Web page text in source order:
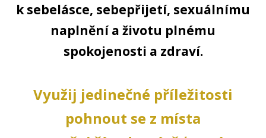
k sebelásce, sebepřijetí, sexuálnímu
naplnění a životu plnému
spokojenosti a zdraví.
Využij jedinečné příležitosti
pohnout se z místa